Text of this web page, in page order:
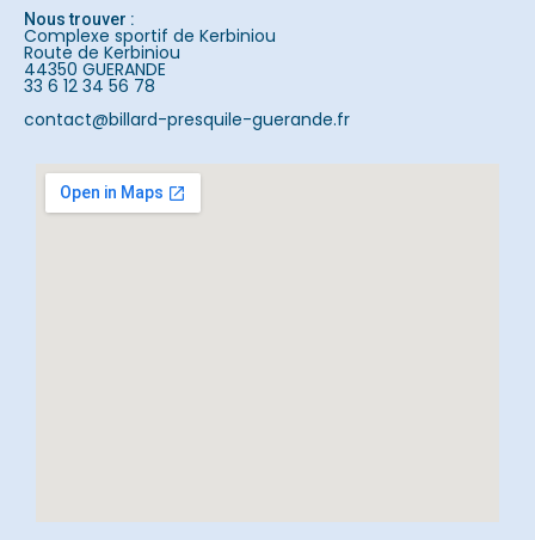
Nous trouver :
Complexe sportif de Kerbiniou
Route de Kerbiniou
44350 GUERANDE
33 6 12 34 56 78
contact@billard-presquile-guerande.fr